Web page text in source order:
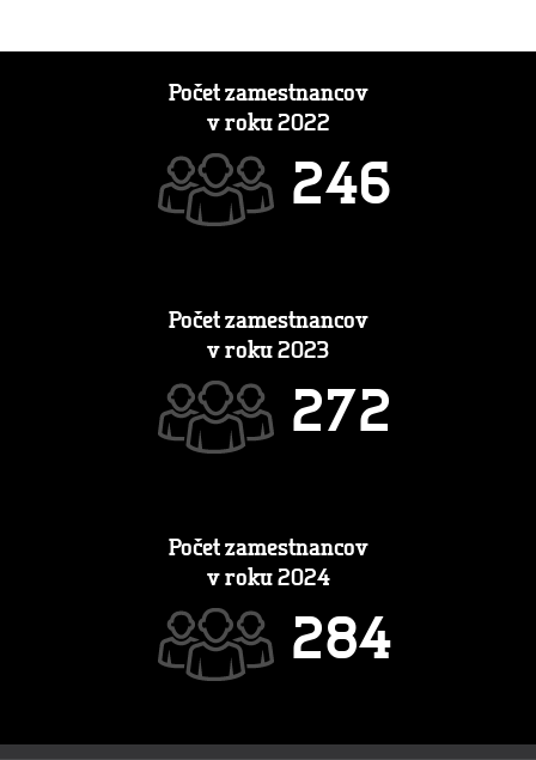
Počet zamestnancov
v roku 2022
246
Počet zamestnancov
v roku 2023
272
Počet zamestnancov
v roku 2024
284